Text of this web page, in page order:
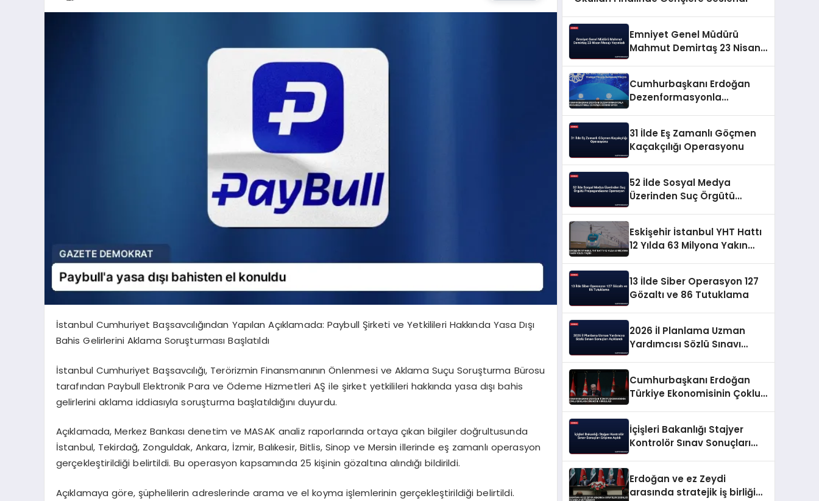
İstanbul Cumhuriyet Başsavcılığından Yapılan Açıklamada: Paybull Şirketi ve Yetkilileri Hakkında Yasa Dışı
Bahis Gelirlerini Aklama Soruşturması Başlatıldı
İstanbul Cumhuriyet Başsavcılığı, Terörizmin Finansmanının Önlenmesi ve Aklama Suçu Soruşturma Bürosu
tarafından Paybull Elektronik Para ve Ödeme Hizmetleri AŞ ile şirket yetkilileri hakkında yasa dışı bahis
gelirlerini aklama iddiasıyla soruşturma başlatıldığını duyurdu.
Açıklamada, Merkez Bankası denetim ve MASAK analiz raporlarında ortaya çıkan bilgiler doğrultusunda
İstanbul, Tekirdağ, Zonguldak, Ankara, İzmir, Balıkesir, Bitlis, Sinop ve Mersin illerinde eş zamanlı operasyon
gerçekleştirildiği belirtildi. Bu operasyon kapsamında 25 kişinin gözaltına alındığı bildirildi.
Açıklamaya göre, şüphelilerin adreslerinde arama ve el koyma işlemlerinin gerçekleştirildiği belirtildi.
Emniyet Genel Müdürü
Mahmut Demirtaş 23 Nisan
Cumhurbaşkanı Erdoğan
Dezenformasyonla
31 İlde Eş Zamanlı Göçmen
Kaçakçılığı Operasyonu
52 İlde Sosyal Medya
Üzerinden Suç Örgütü
Eskişehir İstanbul YHT Hattı
12 Yılda 63 Milyona Yakın
13 İlde Siber Operasyon 127
Gözaltı ve 86 Tutuklama
2026 İl Planlama Uzman
Yardımcısı Sözlü Sınavı
Cumhurbaşkanı Erdoğan
Türkiye Ekonomisinin Çoklu
İçişleri Bakanlığı Stajyer
Kontrolör Sınav Sonuçları
Erdoğan ve ez Zeydi
arasında stratejik iş birliği